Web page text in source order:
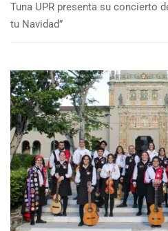
Tuna UPR presenta su concierto
tu Navidad”